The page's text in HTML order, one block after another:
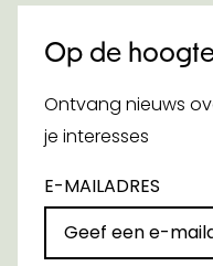
Op de
Ontvang nieuws
je interesses
E-MAILADRES